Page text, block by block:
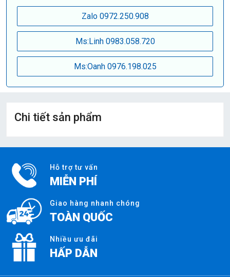
Zalo 0972.250.908
Ms:Linh 0983.058.720
Ms:Oanh 0976.198.025
Chi tiết sản phẩm
Hỗ trợ tư vấn
MIỄN PHÍ
Giao hàng nhanh chóng
TOÀN QUỐC
Nhiều ưu đãi
HẤP DẪN